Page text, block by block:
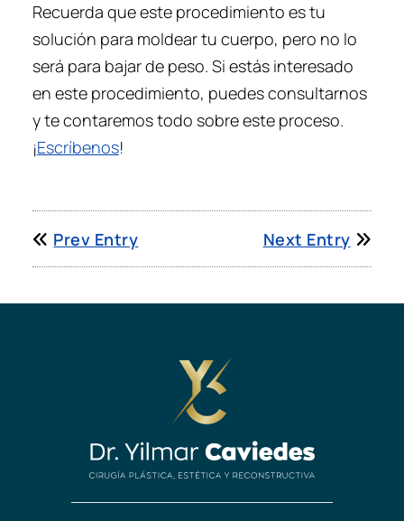
Recuerda que este procedimiento es tu
solución para moldear tu cuerpo, pero no lo
será para bajar de peso. Si estás interesado
en este procedimiento, puedes consultarnos
y te contaremos todo sobre este proceso.
¡Escríbenos!
Prev Entry Next Entry